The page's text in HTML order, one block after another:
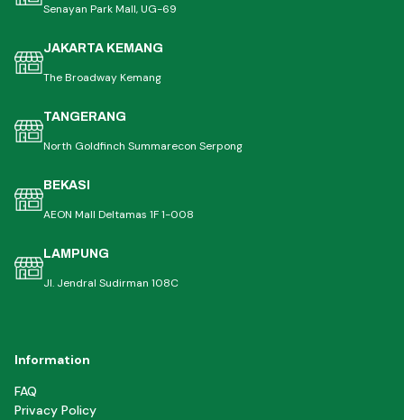
Senayan Park Mall, UG-69
JAKARTA KEMANG
The Broadway Kemang
TANGERANG
North Goldfinch Summarecon Serpong
BEKASI
AEON Mall Deltamas 1F 1-008
LAMPUNG
Jl. Jendral Sudirman 108C
Information
FAQ
Privacy Policy